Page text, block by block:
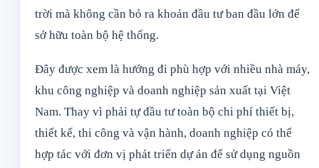
trời mà không cần bỏ ra khoản đầu tư ban đầu lớn để
sở hữu toàn bộ hệ thống.
Đây được xem là hướng đi phù hợp với nhiều nhà máy,
khu công nghiệp và doanh nghiệp sản xuất tại Việt
Nam. Thay vì phải tự đầu tư toàn bộ chi phí thiết bị,
thiết kế, thi công và vận hành, doanh nghiệp có thể
hợp tác với đơn vị phát triển dự án để sử dụng nguồn